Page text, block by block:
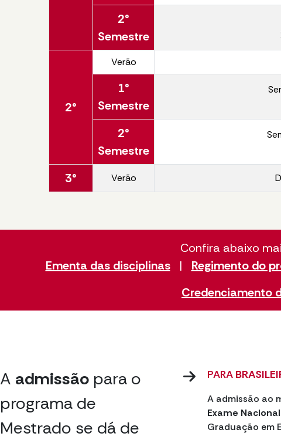
2°
Semestre
2°
Verão
1°
Semestre
2°
Semestre
3° Verão
Confira abaixo
Ementa das disciplinas
| Regimento do
Credenciamento
A admissão para o
programa de
Mestrado se dá de
PARA
A admissão ao
Exame
Graduação em